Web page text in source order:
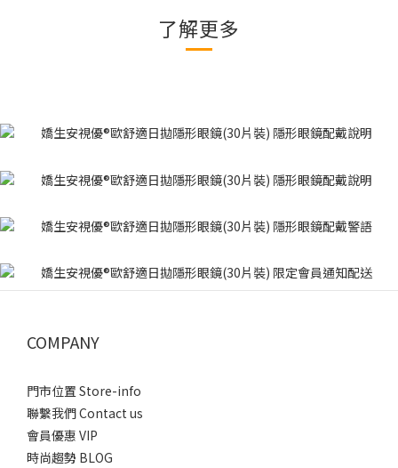
了解更多
COMPANY
門市位置 Store-info
聯繫我們 Contact us
會員優惠 VIP
時尚趨勢 BLOG